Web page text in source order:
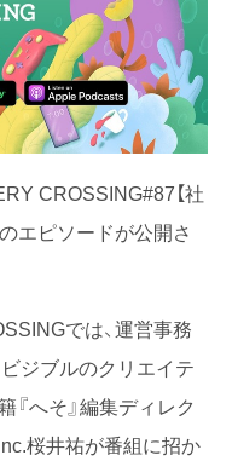
CROSSING#87【社
エピソードが公開さ
では、運営事務
ジブルのクリエイテ
へそ』編集ディレク
桜井祐が番組に招か